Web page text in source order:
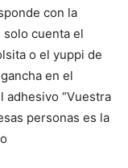
con la
solo cuenta el
o el yuppi de
en el
adhesivo “Vuestra
personas es la